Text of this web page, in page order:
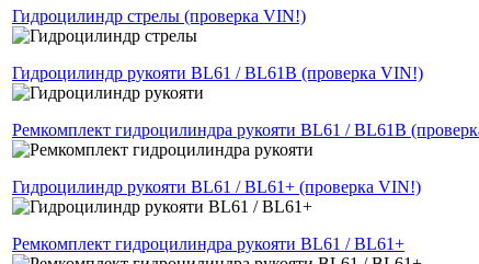
Гидроцилиндр стрелы (проверка VIN!)
Гидроцилиндр рукояти BL61 / BL61B (проверка VIN!)
Ремкомплект гидроцилиндра рукояти BL61 / BL61B
Гидроцилиндр рукояти BL61 / BL61+ (проверка VIN!)
Ремкомплект гидроцилиндра рукояти BL61 / BL61+